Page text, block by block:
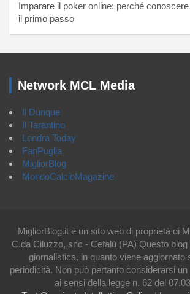
Imparare il poker online: perché
il primo passo
Network MCL Media
Il Dunque
Il Tarantino
Londra Today
FanPuglia
MigliorBlog
MondoCalcioMagazine
MigliorBlog.it è un sito web di proprietà di
C.da Ciluzzo, snc - Cefalù (PA) Questo blog
giornalistica, in quanto viene aggiornato
periodicità. Non può pertanto considerarsi
ai sensi della legge n. 62 del